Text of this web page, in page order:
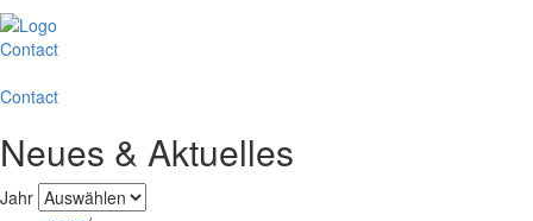
Contact
Contact
Neues & Aktuelles
Jahr